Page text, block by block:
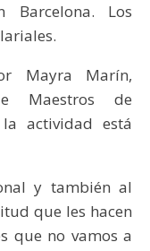
Barcelona. Los
Mayra Marín,
Maestros de
actividad está
y también al
que les hacen
que no vamos a